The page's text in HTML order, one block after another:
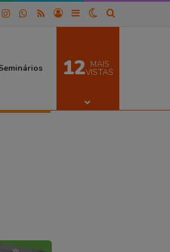
YouTubeInstagramWhatsApp
RSS Entrar Barra Lateral
Switch skin
Procurar por
12 MAIS
VISTAS